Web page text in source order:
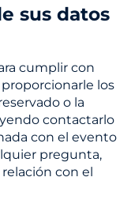
sus datos
cumplir con
los
o la
contactarlo
con el evento
pregunta,
con el